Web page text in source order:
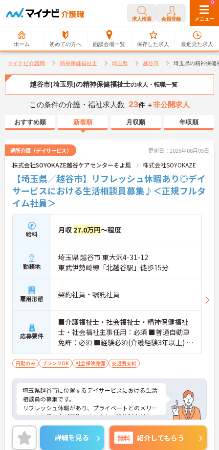
求人検索 会員登録 メニュー
ホーム 初めての方へ 面談会場一覧
0
保存した求人
0
最近見た求人
マイナビ介護職 精神保健福祉士 埼玉県 越谷市 埼玉県の精神保健
越谷市(埼玉県)の精神保健福祉士の求人・転職一覧
この条件の介護・福祉求人数 23件 ＋非公開求人
おすすめ順 新着順 月収順 年収順
通所介護（デイサービス） 更新日：2026年08月05日
株式会社SOYOKAZE越谷ケアセンターそよ風 株式会社SOYOKAZE
【埼玉県／越谷市】リフレッシュ休暇あり◎デイ
サービスにおける生活相談員募集♪＜正規フルタ
イム社員＞
給料 月収 27.0万円～程度
勤務地
埼玉県 越谷市 東大沢4-31-12
東武伊勢崎線「北越谷駅」徒歩15分
雇用形態 契約社員・嘱託社員
応募要件
■介護福祉士・社会福祉士・精神保健福祉
士・社会福祉主事任用：必須 ■普通自動車
免許：必須 ■経験必須(介護経験3年以上) ■
ブランク可能
日勤のみ ブランクOK 社会保険完備 交通費支給
埼玉県越谷市に位置するデイサービスにおける生活
相談員の募集です。
リフレッシュ休暇があり、プライベートとのメリハ
リのある働き方が可能です。また、研修制度があ
り、働きながらスキルアップが目指せる環境です。
ご興味のある方には、面接対策ポイントなど、さら
に詳細をご案内しますのでお気軽にご相談くださ
詳細を見る 無料 紹介してもらう